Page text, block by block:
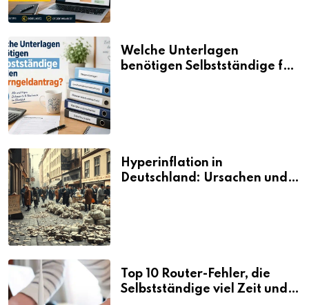
Welche Unterlagen
benötigen Selbstständige für
Hyperinflation in
Deutschland: Ursachen und
Top 10 Router-Fehler, die
Selbstständige viel Zeit und